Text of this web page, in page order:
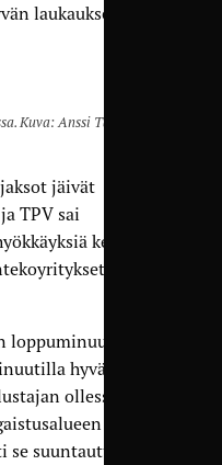
laukauksen.
Kuva: Anssi Takala
jäivät
TPV sai
keskustan
eivät
hyvään
ollessa
kaaren
suuntautui